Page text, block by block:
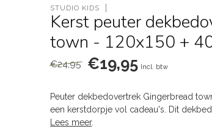
STUDIO KIDS
Kerst peuter
town - 120x150 +
€24,95 €19,95 Incl. btw
Peuter dekbedovertrek Gingerbread
een kerstdorpje vol cadeau's. Dit
Lees meer.